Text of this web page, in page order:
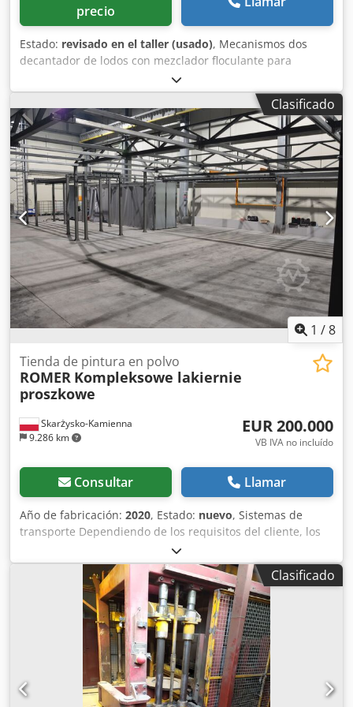
precio
Estado: revisado en el taller (usado), Mecanismos dos
decantador de lodos con mezclador floculante para
depositos de 10 y de 20 m diametro. Bomba para lodos
espesos Cedpju N Nnbofx Afvsha
Clasificado
1 /8
Skarżysko-Kamienna
9.286 km
Tienda de pintura en polvo
ROMER Kompleksowe lakiernie
proszkowe
EUR 200.000
VB IVA no incluído
Consultar Llamar
Año de fabricación: 2020, Estado: nuevo, Sistemas de
transporte Dependiendo de los requisitos del cliente, los
sistemas de transporte pueden moverse por el suelo o
colgarse de postes. - Para soluciones cómodas para
instalaciones manuales, recomendamos travesaños
suspendidos (transporte transversal). Cedpefz U S Esfx
Afvoha - Para los sistemas automatizados, los
transportadores de cadena se utilizan con mayor
frecuencia que no se detienen y son una gran solución
para las empresas que se centran en la calidad y la
repetibilidad del proceso. - Para empresas que fabrican
diferentes artículos al mismo tiempo y tienen, por ejemplo,
Clasificado